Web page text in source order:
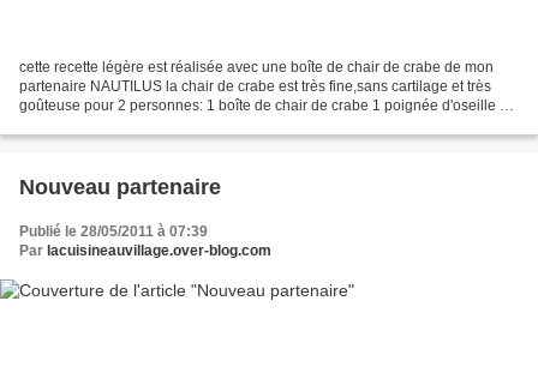
cette recette légère est réalisée avec une boîte de chair de crabe de mon
partenaire NAUTILUS la chair de crabe est très fine,sans cartilage et très
goûteuse pour 2 personnes: 1 boîte de chair de crabe 1 poignée d'oseille 2
Nouveau partenaire
Publié le 28/05/2011 à 07:39
Par lacuisineauvillage.over-blog.com